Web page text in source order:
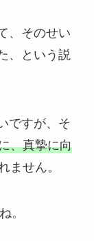
、そのせい
、という説
ですが、そ
、真摯に向
ません。
。